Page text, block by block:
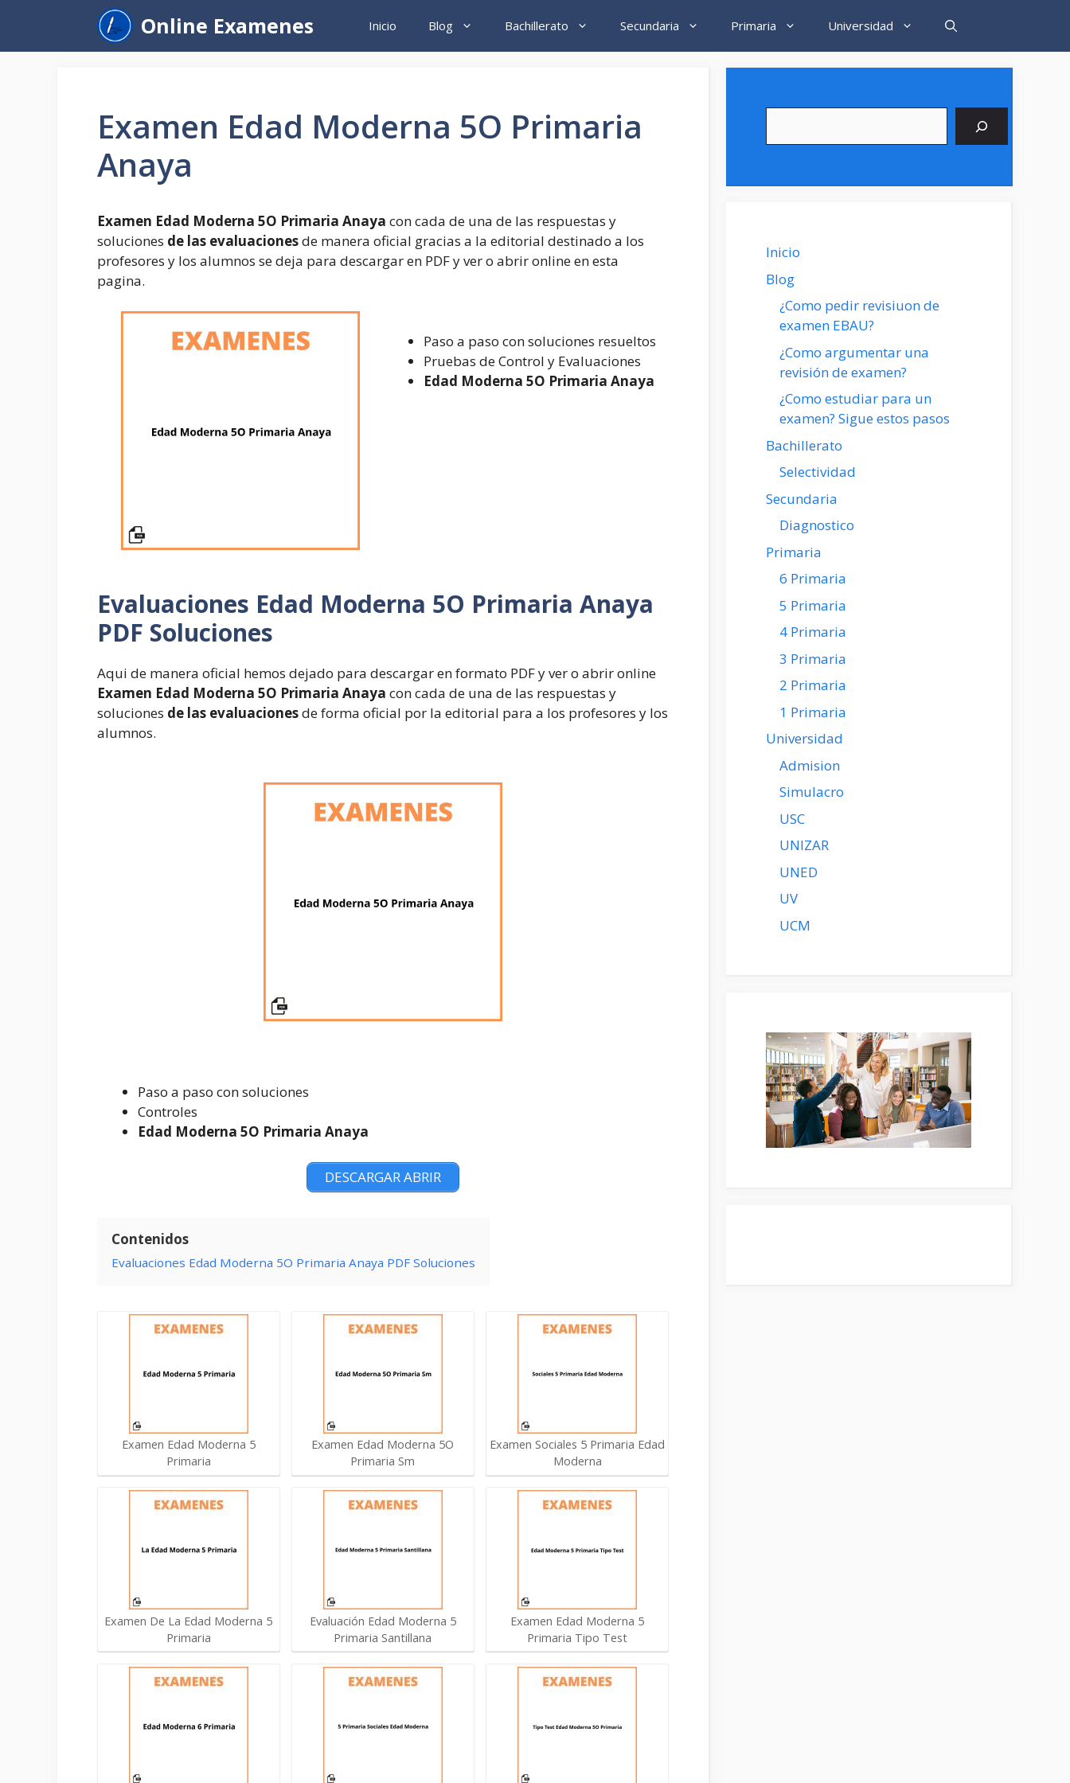
contenido
Online Examenes Inicio Blog Bachillerato Secundaria Primaria Universidad
Examen Edad Moderna 5O Primaria
Anaya
Examen Edad Moderna 5O Primaria Anaya con cada de una de las respuestas y
soluciones de las evaluacionesde manera oficial gracias a la editorial destinado a los
profesores y los alumnos se deja para descargar en PDF y ver o abrir online en esta
pagina.
Paso a paso con soluciones resueltos
Pruebas de Control y Evaluaciones
Edad Moderna 5O Primaria Anaya
Evaluaciones Edad Moderna 5O Primaria Anaya
PDF Soluciones
Aqui de manera oficial hemos dejado para descargar en formato PDF y ver o abrir online
Examen Edad Moderna 5O Primaria Anaya con cada de una de las respuestas y
soluciones de las evaluacionesde forma oficial por la editorial para a los profesores y los
alumnos.
Paso a paso con soluciones
Controles
Edad Moderna 5O Primaria Anaya
DESCARGAR ABRIR
Contenidos
Evaluaciones Edad Moderna 5O Primaria Anaya PDF Soluciones
Examen Edad Moderna 5
Primaria
Examen De La Edad Moderna 5
Primaria
Examen Edad Moderna 5O
Primaria Sm
Evaluación Edad Moderna 5
Primaria Santillana
Examen Sociales 5 Primaria Edad
Moderna
Examen Edad Moderna 5
Primaria Tipo Test
Inicio
Blog
¿Como pedir revisiuon de
examen EBAU?
¿Como argumentar una
revisión de examen?
¿Como estudiar para un
examen? Sigue estos pasos
Bachillerato
Selectividad
Secundaria
Diagnostico
Primaria
6 Primaria
5 Primaria
4 Primaria
3 Primaria
2 Primaria
1 Primaria
Universidad
Admision
Simulacro
USC
UNIZAR
UNED
UV
UCM